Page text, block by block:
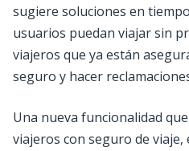
sugiere soluciones en
usuarios puedan viajar sin
viajeros que ya están
seguro y hacer
Una nueva funcionalidad
viajeros con seguro de